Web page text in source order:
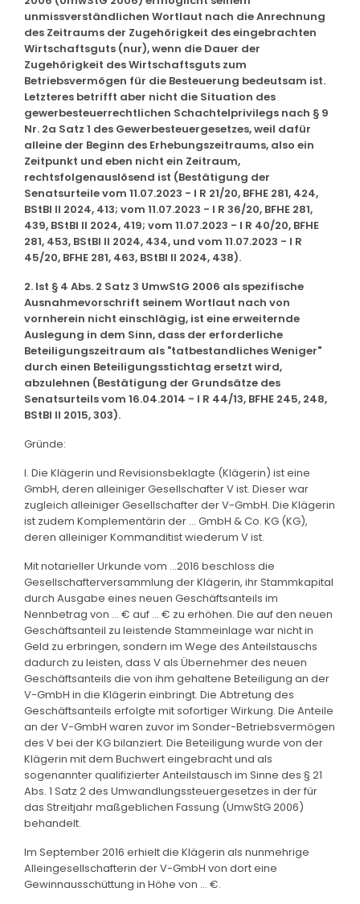
unmissverständlichen Wortlaut nach die Anrechnung
des Zeitraums der Zugehörigkeit des eingebrachten
Wirtschaftsguts (nur), wenn die Dauer der
Zugehörigkeit des Wirtschaftsguts zum
Betriebsvermögen für die Besteuerung bedeutsam ist.
Letzteres betrifft aber nicht die Situation des
gewerbesteuerrechtlichen Schachtelprivilegs nach § 9
Nr. 2a Satz 1 des Gewerbesteuergesetzes, weil dafür
alleine der Beginn des Erhebungszeitraums, also ein
Zeitpunkt und eben nicht ein Zeitraum,
rechtsfolgenauslösend ist (Bestätigung der
Senatsurteile vom 11.07.2023 - I R 21/20, BFHE 281, 424,
BStBl II 2024, 413; vom 11.07.2023 - I R 36/20, BFHE 281,
439, BStBl II 2024, 419; vom 11.07.2023 - I R 40/20, BFHE
281, 453, BStBl II 2024, 434, und vom 11.07.2023 - I R
45/20, BFHE 281, 463, BStBl II 2024, 438).
2. Ist § 4 Abs. 2 Satz 3 UmwStG 2006 als spezifische
Ausnahmevorschrift seinem Wortlaut nach von
vornherein nicht einschlägig, ist eine erweiternde
Auslegung in dem Sinn, dass der erforderliche
Beteiligungszeitraum als "tatbestandliches Weniger"
durch einen Beteiligungsstichtag ersetzt wird,
abzulehnen (Bestätigung der Grundsätze des
Senatsurteils vom 16.04.2014 - I R 44/13, BFHE 245, 248,
BStBl II 2015, 303).
Gründe:
I. Die Klägerin und Revisionsbeklagte (Klägerin) ist eine
GmbH, deren alleiniger Gesellschafter V ist. Dieser war
zugleich alleiniger Gesellschafter der V-GmbH. Die Klägerin
ist zudem Komplementärin der ... GmbH & Co. KG (KG),
deren alleiniger Kommanditist wiederum V ist.
Mit notarieller Urkunde vom ...2016 beschloss die
Gesellschafterversammlung der Klägerin, ihr Stammkapital
durch Ausgabe eines neuen Geschäftsanteils im
Nennbetrag von ... € auf ... € zu erhöhen. Die auf den neuen
Geschäftsanteil zu leistende Stammeinlage war nicht in
Geld zu erbringen, sondern im Wege des Anteilstauschs
dadurch zu leisten, dass V als Übernehmer des neuen
Geschäftsanteils die von ihm gehaltene Beteiligung an der
V-GmbH in die Klägerin einbringt. Die Abtretung des
Geschäftsanteils erfolgte mit sofortiger Wirkung. Die Anteile
an der V-GmbH waren zuvor im Sonder-Betriebsvermögen
des V bei der KG bilanziert. Die Beteiligung wurde von der
Klägerin mit dem Buchwert eingebracht und als
sogenannter qualifizierter Anteilstausch im Sinne des § 21
Abs. 1 Satz 2 des Umwandlungssteuergesetzes in der für
das Streitjahr maßgeblichen Fassung (UmwStG 2006)
behandelt.
Im September 2016 erhielt die Klägerin als nunmehrige
Alleingesellschafterin der V-GmbH von dort eine
Gewinnausschüttung in Höhe von ... €.